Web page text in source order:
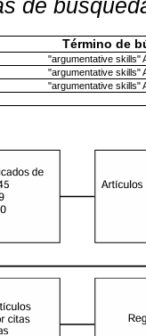
de
Término de
"argumentative skills"
"argumentative skills"
"argumentative skills"